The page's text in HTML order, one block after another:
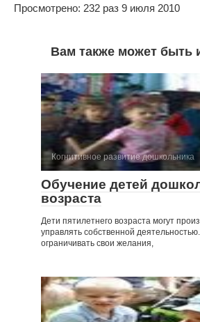
Просмотрено: 232 раз 9 июля 2010
Вам также может быть
Когнитивное развитие дошкольника
Обучение детей
возраста
Дети пятилетнего возраста могут
управлять собственной
ограничивать свои желания,